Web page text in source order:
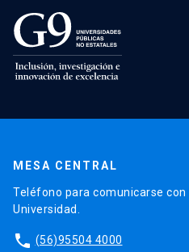
MESA CENTRAL
Teléfono para comunicarse
Universidad.
phone (56)95504 4000